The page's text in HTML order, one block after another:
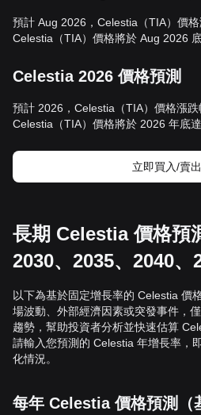
預計 Aug 2026，Celestia（TIA）價
Celestia（TIA）價格將於 Aug 2026
Celestia 2026 價格預測
預計 2026，Celestia（TIA）價格漲
Celestia（TIA）價格將於 2026 年底達
立即買入/賣
長期 Celestia 價格預
2030、2035、2040、
以下為基於固定增長率的 Celestia 價
場波動、外部經濟因素或突發事件，
趨勢，幫助投資者分析並快速估算
請輸入您預測的 Celestia 年增長率，
化情況。
每年 Celestia 價格預測（